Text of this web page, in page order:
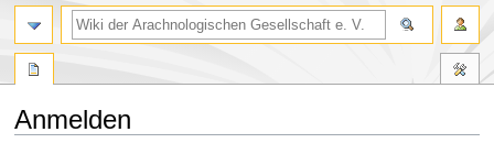
Anmelden